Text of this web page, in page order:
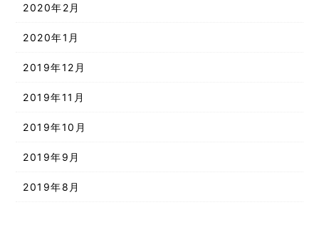
2020年2月
2020年1月
2019年12月
2019年11月
2019年10月
2019年9月
2019年8月